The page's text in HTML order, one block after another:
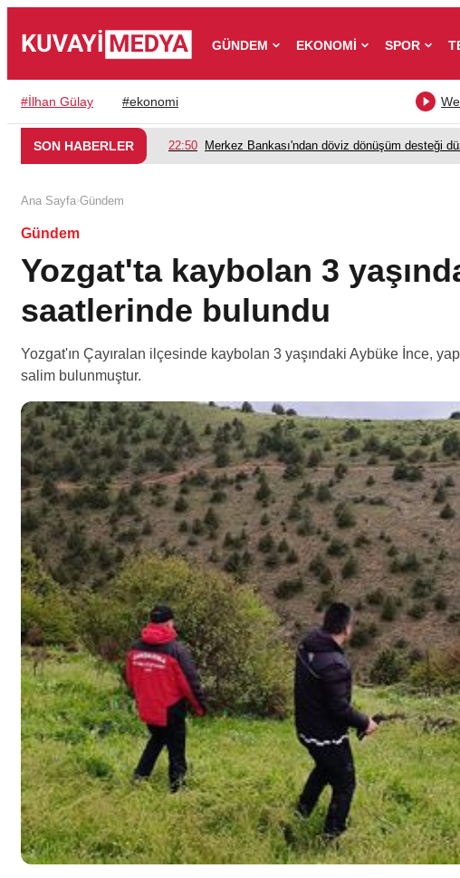
GÜNDEM EKONOMİ SPOR
#İlhan Gülay #ekonomi
SON HABERLER 22:50 Merkez Bankası'ndan döviz dönüşüm desteği
Ana Sayfa›Gündem
Gündem
Yozgat'ta kaybolan 3
saatlerinde bulundu
Yozgat'ın Çayıralan ilçesinde kaybolan 3 yaşındaki Aybüke İnce,
salim bulunmuştur.